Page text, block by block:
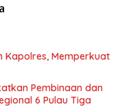
Kapolres, Memperkuat
Pembinaan dan
6 Pulau Tiga